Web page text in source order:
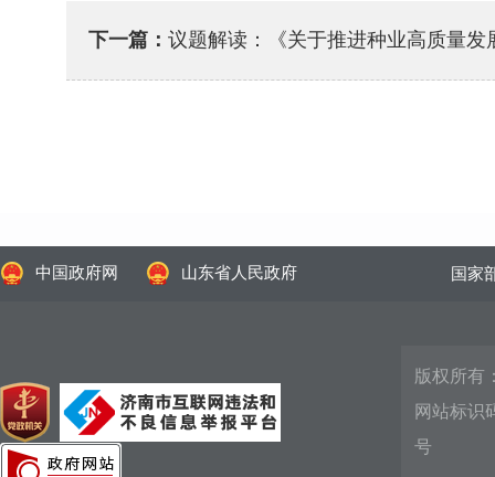
下一篇： 议题解读：《关于推进种业高质量
中国政府网 山东省人民政府 国家
版权所有
网站标识
号